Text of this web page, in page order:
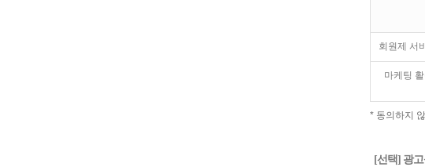
회원제 서
마케팅
* 동의하지
[선택] 광